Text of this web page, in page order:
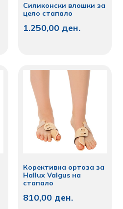
Силиконски влошки за
цело стапало
1.250,00 ден.
Корективнa ортоза за
Hallux Valgus на
стапало
810,00 ден.